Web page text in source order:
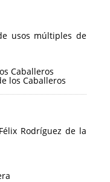
usos múltiples de
Caballeros
los Caballeros
Rodríguez de la